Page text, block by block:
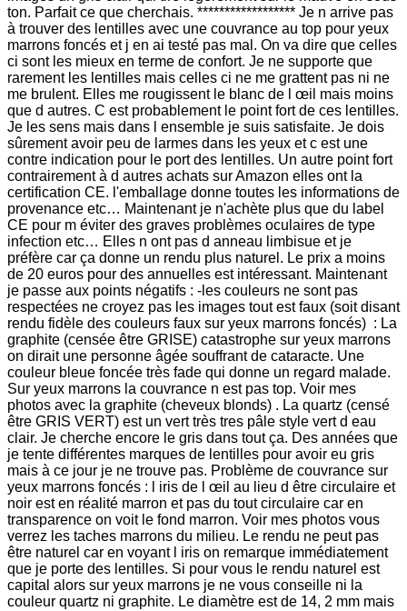
ton. Parfait ce que cherchais. ****************** Je n arrive pas
à trouver des lentilles avec une couvrance au top pour yeux
marrons foncés et j en ai testé pas mal. On va dire que celles
ci sont les mieux en terme de confort. Je ne supporte que
rarement les lentilles mais celles ci ne me grattent pas ni ne
me brulent. Elles me rougissent le blanc de l œil mais moins
que d autres. C est probablement le point fort de ces lentilles.
Je les sens mais dans l ensemble je suis satisfaite. Je dois
sûrement avoir peu de larmes dans les yeux et c est une
contre indication pour le port des lentilles. Un autre point fort
contrairement à d autres achats sur Amazon elles ont la
certification CE. l'emballage donne toutes les informations de
provenance etc… Maintenant je n'achète plus que du label
CE pour m éviter des graves problèmes oculaires de type
infection etc… Elles n ont pas d anneau limbisue et je
préfère car ça donne un rendu plus naturel. Le prix a moins
de 20 euros pour des annuelles est intéressant. Maintenant
je passe aux points négatifs : -les couleurs ne sont pas
respectées ne croyez pas les images tout est faux (soit disant
rendu fidèle des couleurs faux sur yeux marrons foncés) : La
graphite (censée être GRISE) catastrophe sur yeux marrons
on dirait une personne âgée souffrant de cataracte. Une
couleur bleue foncée très fade qui donne un regard malade.
Sur yeux marrons la couvrance n est pas top. Voir mes
photos avec la graphite (cheveux blonds) . La quartz (censé
être GRIS VERT) est un vert très tres pâle style vert d eau
clair. Je cherche encore le gris dans tout ça. Des années que
je tente différentes marques de lentilles pour avoir eu gris
mais à ce jour je ne trouve pas. Problème de couvrance sur
yeux marrons foncés : l iris de l œil au lieu d être circulaire et
noir est en réalité marron et pas du tout circulaire car en
transparence on voit le fond marron. Voir mes photos vous
verrez les taches marrons du milieu. Le rendu ne peut pas
être naturel car en voyant l iris on remarque immédiatement
que je porte des lentilles. Si pour vous le rendu naturel est
capital alors sur yeux marrons je ne vous conseille ni la
couleur quartz ni graphite. Le diamètre est de 14, 2 mm mais